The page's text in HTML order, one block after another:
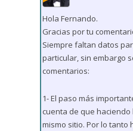
Hola Fernando.
Gracias por tu
Siempre faltan datos
particular, sin embargo
comentarios:
1- El paso más
cuenta de que haciendo
mismo sitio. Por lo tanto